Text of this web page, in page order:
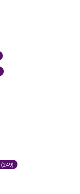
(249)